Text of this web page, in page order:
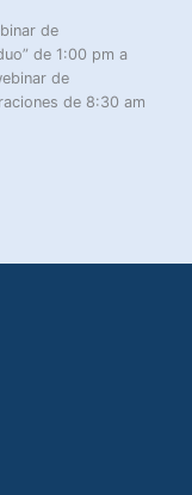
de
de 1:00 pm a
de
de 8:30 am